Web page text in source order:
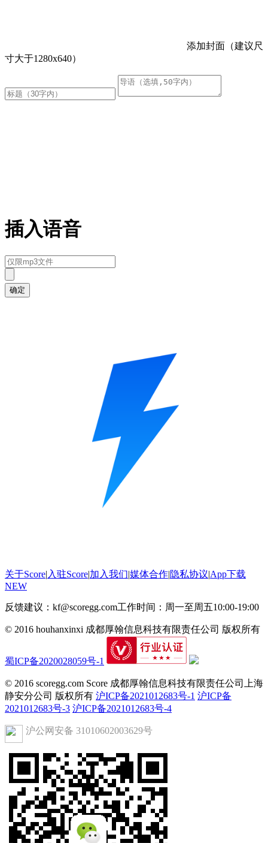
添加封面（建议尺
寸大于1280x640）
插入语音
确定
关于Score| 入驻Score|加入我们|媒体合作|隐私协议|App下载
NEW
反馈建议：kf@scoregg.com工作时间：周一至周五10:00-19:00
© 2016 houhanxinxi 成都厚翰信息科技有限责任公司 版权所有
蜀ICP备2020028059号-1
© 2016 scoregg.com Score 成都厚翰信息科技有限责任公司上海
静安分公司 版权所有 沪ICP备2021012683号-1 沪ICP备
2021012683号-3 沪ICP备2021012683号-4
沪公网安备 31010602003629号